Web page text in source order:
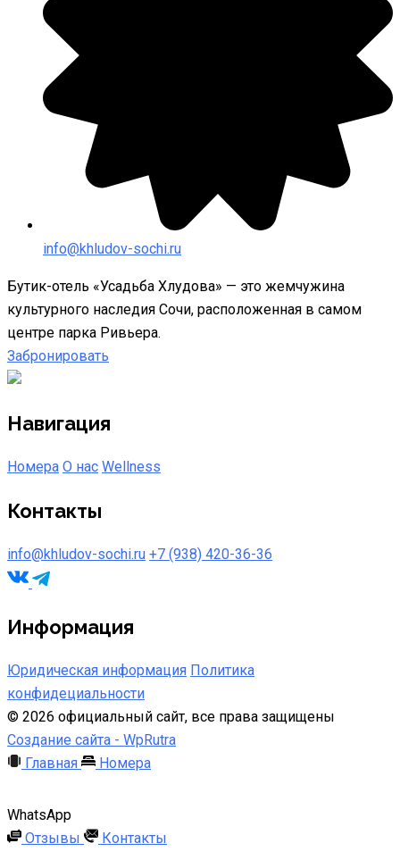
info@khludov-sochi.ru
Бутик-отель «Усадьба Хлудова» — это жемчужина
культурного наследия Сочи, расположенная в самом
центре парка Ривьера.
Забронировать
Навигация
Номера О нас Wellness
Контакты
info@khludov-sochi.ru +7 (938) 420-36-36
Информация
Юридическая информация Политика
конфидециальности
© 2026 официальный сайт, все права защищены
Создание сайта - WpRutra
Главная
Номера
WhatsApp
Отзывы
Контакты